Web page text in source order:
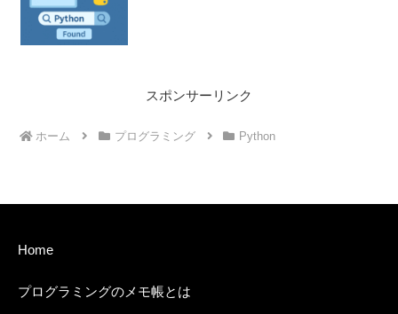
スポンサーリンク
ホーム プログラミング Python
Home
プログラミングのメモ帳とは